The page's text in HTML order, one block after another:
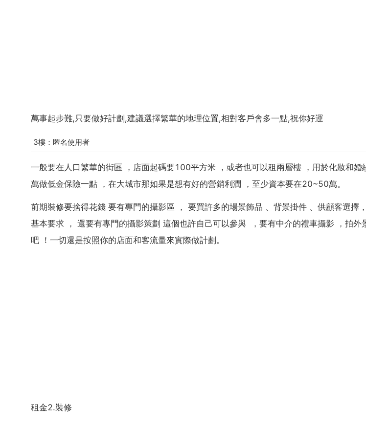
萬事起步難,只要做好計劃,建議選擇繁華的地理位置,相對客戶會多一點,祝你好運
3樓：匿名使用者
一般要在人口繁華的街區 ，店面起碼要100平方米 ，或者也可以租兩層樓 ，用於化妝和
萬做低金保險一點 ，在大城市那如果是想有好的營銷利潤 ，至少資本要在20~50萬。
前期裝修要捨得花錢 要有專門的攝影區 ， 要買許多的場景飾品 、背景掛件 、供顧客選擇
基本要求 ， 還要有專門的攝影策劃 這個也許自己可以參與 ，要有中介的禮車攝影 ，拍
吧 ！一切還是按照你的店面和客流量來實際做計劃。
租金2.裝修